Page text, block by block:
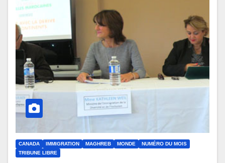
CANADA IMMIGRATION MAGHREB MONDE
NUMÉRO DU MOIS
TRIBUNE LIBRE